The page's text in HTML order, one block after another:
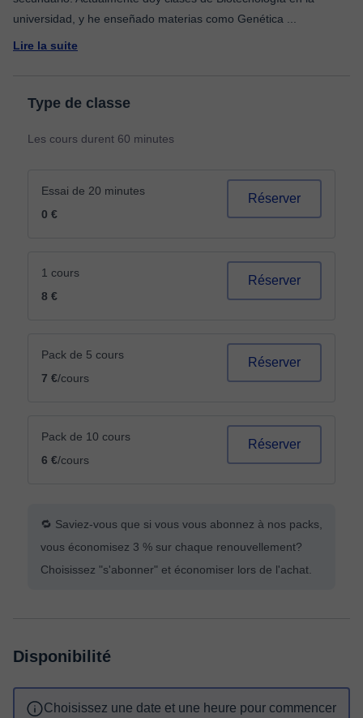
universidad, y he enseñado materias como Genética
Lire la suite
Type de classe
Les cours durent 60 minutes
Essai de 20 minutes
0 €
Réserver
1 cours
8 €
Réserver
Pack de 5 cours
7 €/cours
Réserver
Pack de 10 cours
6 €/cours
Réserver
🔁 Saviez-vous que si vous vous abonnez à nos packs,
vous économisez 3 % sur chaque renouvellement?
Choisissez "s'abonner" et économiser lors de l'achat.
Disponibilité
Choisissez une date et une heure pour commencer